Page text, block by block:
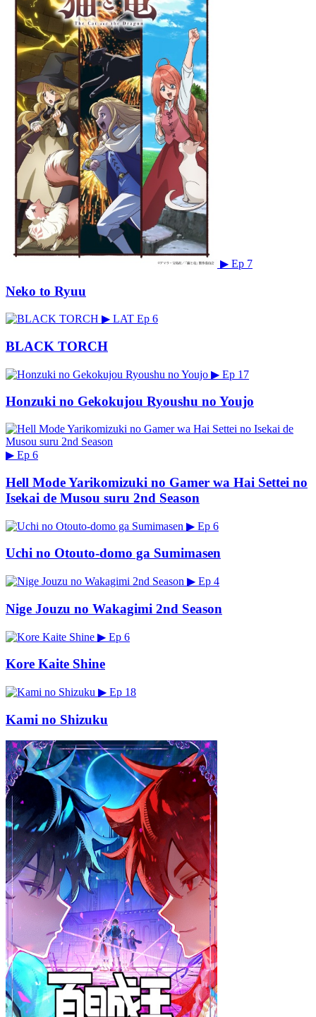
▶ Ep 7
Neko to Ryuu
▶ LAT Ep 6
BLACK TORCH
▶ Ep 17
Honzuki no Gekokujou Ryoushu no Youjo
▶ Ep 6
Hell Mode Yarikomizuki no Gamer wa Hai Settei no
Isekai de Musou suru 2nd Season
▶ Ep 6
Uchi no Otouto-domo ga Sumimasen
▶ Ep 4
Nige Jouzu no Wakagimi 2nd Season
▶ Ep 6
Kore Kaite Shine
▶ Ep 18
Kami no Shizuku